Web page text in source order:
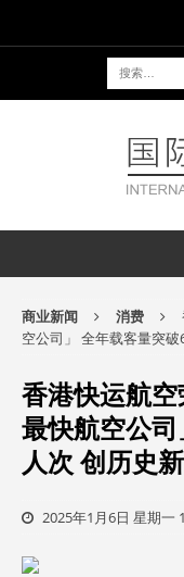
商业新闻 消费
空公司」 全年载客量突
香港快运航
最快航空公
人次 创历史
2025年1月6日 星期一